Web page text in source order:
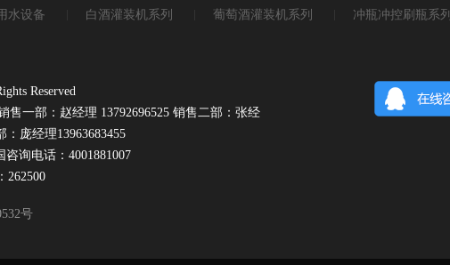
水设备 白酒灌装机系列 葡萄酒灌装机系列 冲瓶冲控刷瓶系列
Reserved
售一部：赵经理 13792696525 销售二部：张经
：庞经理13963683455
询电话：4001881007
262500
号